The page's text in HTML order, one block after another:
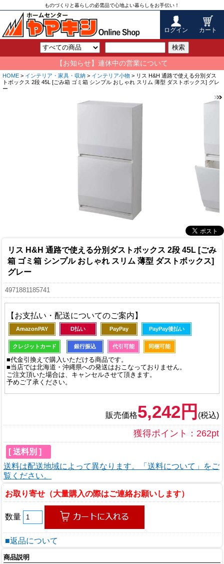
ものづくりと暮らしの必需品で心地よい暮らしをお手伝い！
ログイン カート
検索
【お知らせ】連休中の営業について
HOME > インテリア・家具・収納 > インテリア小物 > リス H&H 通路で使える分別ダス
トボックス 2段 45L [ごみ箱 ゴミ箱 シンプル おしゃれ スリム 薄型 ダストボックス] グレ
ー
リス H&H 通路で使える分別ダストボックス 2段 45L [ごみ
箱 ゴミ箱 シンプル おしゃれ スリム 薄型 ダストボックス]
グレー
4971881185741
【お支払い・配送についてのご案内】
AmazonPAY D払い PayPay PayPay後払い
クレジットカード 銀行振込 代引可能 同梱可能
■代金引換えで購入いただける商品です。
■当店では北海道・沖縄県への発送はおこなっておりません。
ご注文頂いた場合は、キャンセルさせて頂きます。
予めご了承ください。
販売価格5,242円 (税込)
獲得ポイント：262pt
[ 送料別 ]
送料は配送地域によって異なります。「送料について」をご
覧ください。
お取り寄せ（大量購入の際はご連絡お願いします）
数量
■返品について
商品説明